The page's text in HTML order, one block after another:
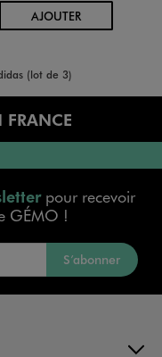
AJOUTERAU PANIER
(lot de 3)
pour recevoir
GÉMO !
S’abonner